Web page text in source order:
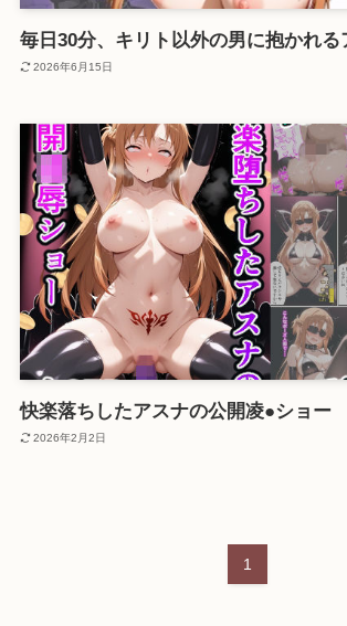
毎日30分、キリト以外の男に抱かれる
2026年6月15日
快楽落ちしたアスナの公開凌●ショー
2026年2月2日
1